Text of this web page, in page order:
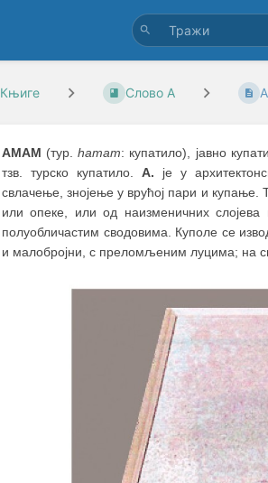
Књиге Слово А
АМАМ (тур.hamam: купатило), јавно
тзв. турско купатило. А. je у
свлачење, знојење у врућој пари и купање.
или опеке, или од наизменичних
полуобличастим сводовима. Куполе се
и малобројни, с преломљеним луцима; на